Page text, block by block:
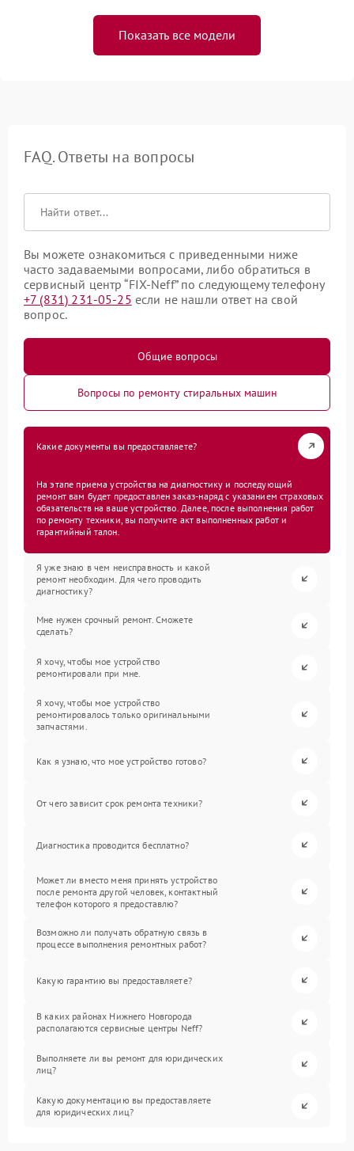
Показать все модели
FAQ. Ответы на вопросы
Вы можете ознакомиться с приведенными ниже
часто задаваемыми вопросами, либо обратиться в
сервисный центр “FIX-Neff” по следующему телефону
+7 (831) 231-05-25 если не нашли ответ на свой
вопрос.
Общие вопросы
Вопросы по ремонту стиральных машин
Какие документы вы предоставляете?
На этапе приема устройства на диагностику и последующий
ремонт вам будет предоставлен заказ-наряд с указанием страховых
обязательств на ваше устройство. Далее, после выполнения работ
по ремонту техники, вы получите акт выполненных работ и
гарантийный талон.
Я уже знаю в чем неисправность и какой
ремонт необходим. Для чего проводить
диагностику?
Мне нужен срочный ремонт. Сможете
сделать?
Я хочу, чтобы мое устройство
ремонтировали при мне.
Я хочу, чтобы мое устройство
ремонтировалось только оригинальными
запчастями.
Как я узнаю, что мое устройство готово?
От чего зависит срок ремонта техники?
Диагностика проводится бесплатно?
Может ли вместо меня принять устройство
после ремонта другой человек, контактный
телефон которого я предоставлю?
Возможно ли получать обратную связь в
процессе выполнения ремонтных работ?
Какую гарантию вы предоставляете?
В каких районах Нижнего Новгорода
располагаются сервисные центры Neff?
Выполняете ли вы ремонт для юридических
лиц?
Какую документацию вы предоставляете
для юридических лиц?